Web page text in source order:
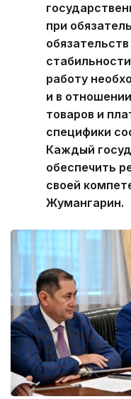
при
работу
и в
товаров и
специфики
Каждый
обеспечить
своей
Жумангарин.